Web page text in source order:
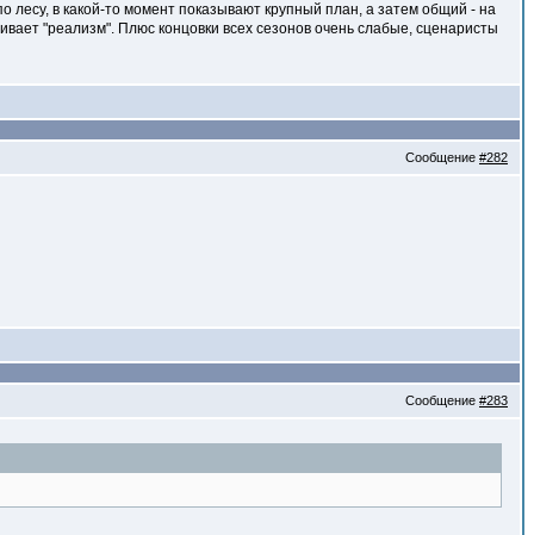
лесу, в какой-то момент показывают крупный план, а затем общий - на
"реализм". Плюс концовки всех сезонов очень слабые, сценаристы
Сообщение #282
Сообщение #283